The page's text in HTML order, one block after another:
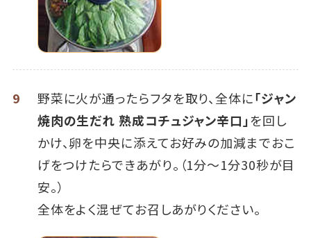
9 野菜に火が通ったらフタを取り、全体に「ジャン
焼肉の生だれ 熟成コチュジャン辛口」を回し
かけ、卵を中央に添えてお好みの加減までおこ
げをつけたらできあがり。（1分～1分30秒が目
安。）
全体をよく混ぜてお召しあがりください。